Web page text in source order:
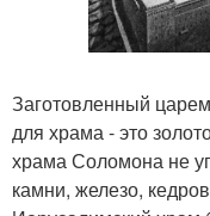
Заготовленный
для храма - это
храма Соломона не
камни, железо,